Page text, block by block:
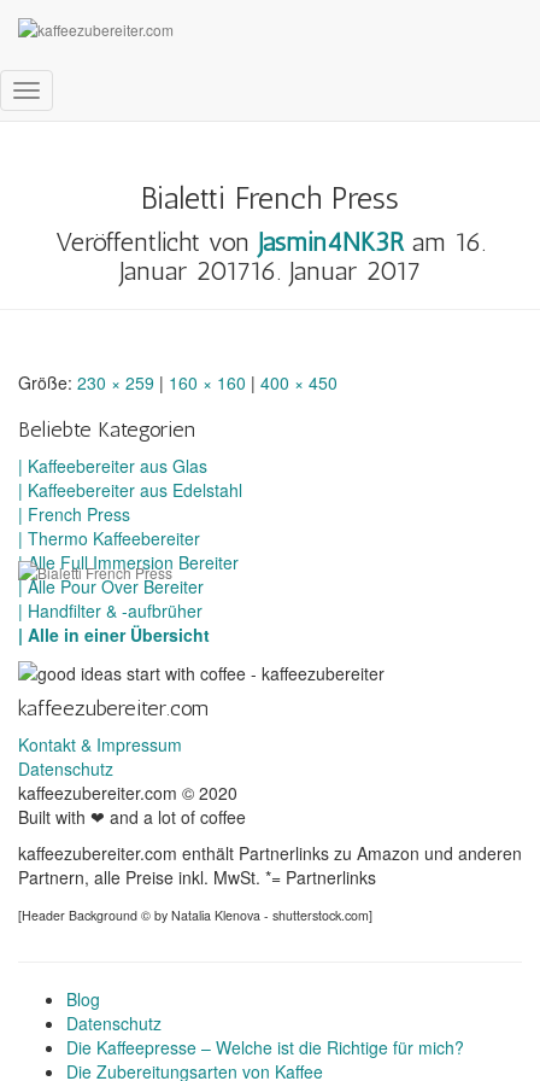
+ + + Ein
elektrische Maschine + + + Informationen, Tipps und
klei ne Provision verdient werden kann + + +
Navigation
Bialetti French Press
Veröffentlicht von Jasmin4NK3Ram 16.
Januar 201716. Januar 2017
Größe: 230 × 259 | 160 × 160 | 400 × 450
Beliebte Kategorien
| Kaffeebereiter aus Glas
| Kaffeebereiter aus Edelstahl
| French Press
| Thermo Kaffeebereiter
| Alle Full Immersion Bereiter
| Alle Pour Over Bereiter
| Handfilter & -aufbrüher
| Alle in einer Übersicht
kaffeezubereiter.com
Kontakt & Impressum
Datenschutz
kaffeezubereiter.com © 2020
Built with ❤ and a lot of coffee
kaffeezubereiter.com enthält Partnerlinks zu Amazon und anderen
Partnern, alle Preise inkl. MwSt. *= Partnerlinks
[Header Background © by Natalia Klenova - shutterstock.com]
Blog
Datenschutz
Die Kaffeepresse – Welche ist die Richtige für mich?
Die Zubereitungsarten von Kaffee